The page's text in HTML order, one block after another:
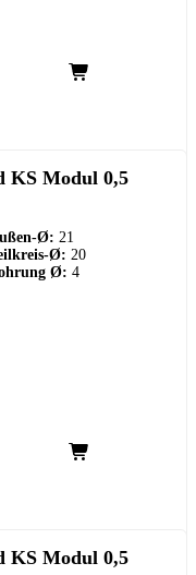
KS Modul 0,5
Ø: 21
Ø: 20
Ø: 4
KS Modul 0,5